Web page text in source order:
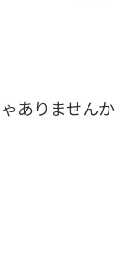
ありませんか